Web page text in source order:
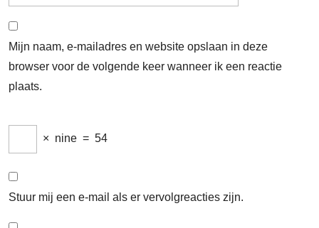
Mijn naam, e-mailadres en website opslaan in deze
browser voor de volgende keer wanneer ik een reactie
plaats.
× nine = 54
Stuur mij een e-mail als er vervolgreacties zijn.